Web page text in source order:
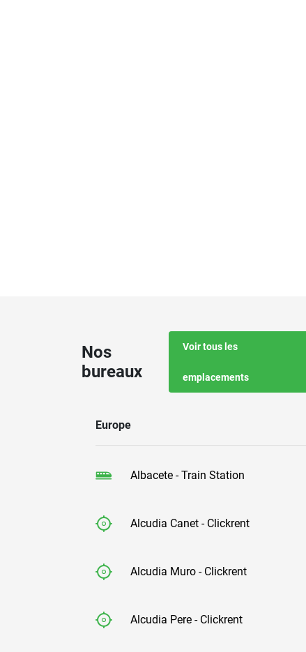
Nos
bureaux
Voir tous les
emplacements
Europe
Albacete - Train Station
Alcudia Canet - Clickrent
Alcudia Muro - Clickrent
Alcudia Pere - Clickrent